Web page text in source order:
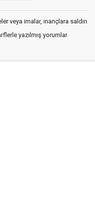
veya imalar, inançlara saldırı
yazılmış yorumlar